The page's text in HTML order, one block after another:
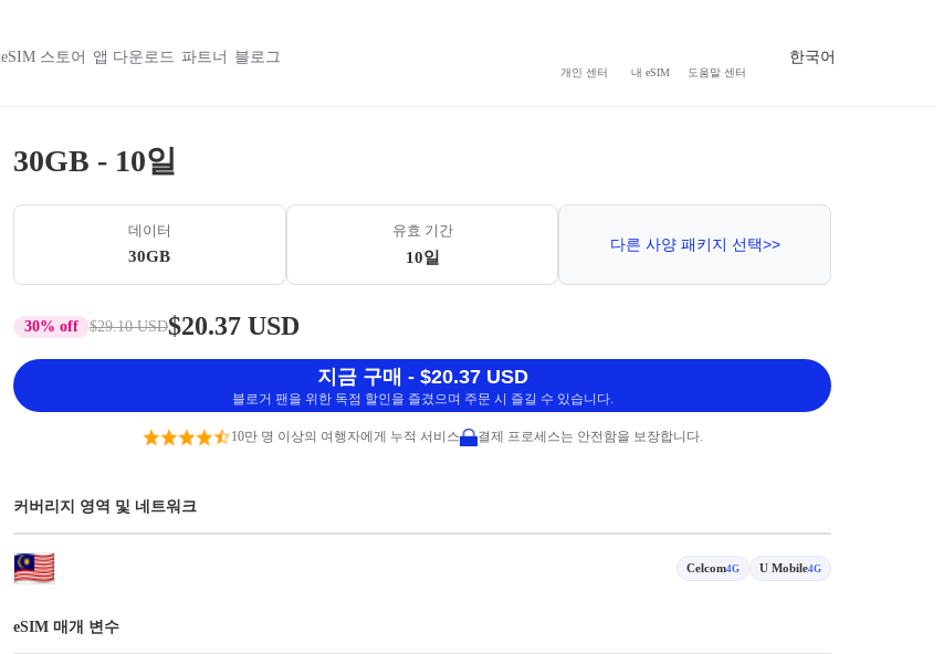
eSIM 스토어 앱 다운로드 파트너 블로그
개인 센터 내 eSIM 도움말 센터
한국어
30GB - 10일
데이터
30GB
유효 기간
10일
다른 사양 패키지 선택>>
30% off $29.10 USD$20.37 USD
지금 구매 - $20.37 USD
블로거 팬을 위한 독점 할인을 즐겼으며 주문 시 즐길 수 있습니다.
10만 명 이상의 여행자에게 누적 서비스 결제 프로세스는 안전함을 보장합니다.
커버리지 영역 및 네트워크
Celcom4G U Mobile4G
eSIM 매개 변수